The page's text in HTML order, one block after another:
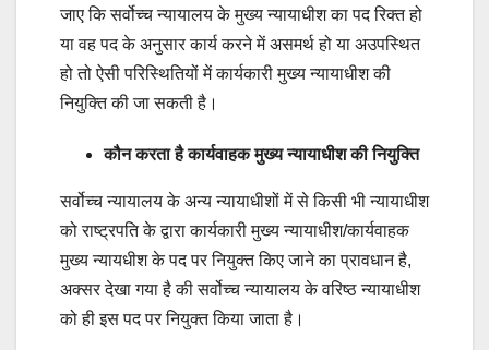
जाए कि सर्वोच्च न्यायालय के मुख्य न्यायाधीश का पद रिक्त हो
या वह पद के अनुसार कार्य करने में असमर्थ हो या अउपस्थित
हो तो ऐसी परिस्थितियों में कार्यकारी मुख्य न्यायाधीश की
नियुक्ति की जा सकती है।
कौन करता है कार्यवाहक मुख्य न्यायाधीश की नियुक्ति
सर्वोच्च न्यायालय के अन्य न्यायाधीशों में से किसी भी न्यायाधीश
को राष्ट्रपति के द्वारा कार्यकारी मुख्य न्यायाधीश/कार्यवाहक
मुख्य न्यायधीश के पद पर नियुक्त किए जाने का प्रावधान है,
अक्सर देखा गया है की सर्वोच्च न्यायालय के वरिष्ठ न्यायाधीश
को ही इस पद पर नियुक्त किया जाता है।